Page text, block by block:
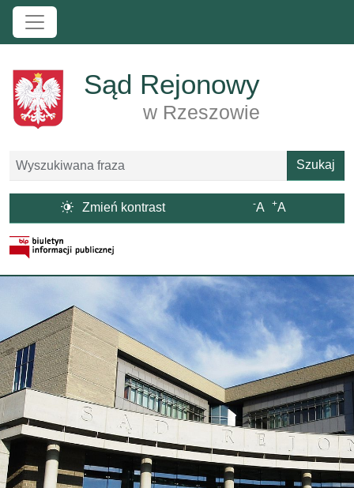
Przejdź do treści
Sąd Rejonowy
w Rzeszowie
Szukaj Szukaj
 Zmień kontrast -A +A
Strona BIP otwiera się w nowym oknie